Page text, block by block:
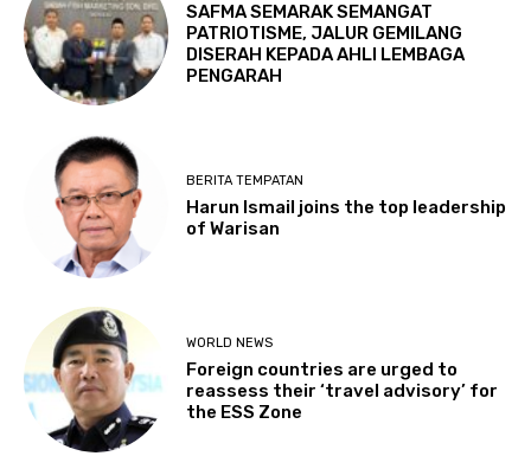
SAFMA SEMARAK SEMANGAT
PATRIOTISME, JALUR GEMILANG
DISERAH KEPADA AHLI LEMBAGA
PENGARAH
BERITA TEMPATAN
Harun Ismail joins the top leadership
of Warisan
WORLD NEWS
Foreign countries are urged to
reassess their ‘travel advisory’ for
the ESS Zone